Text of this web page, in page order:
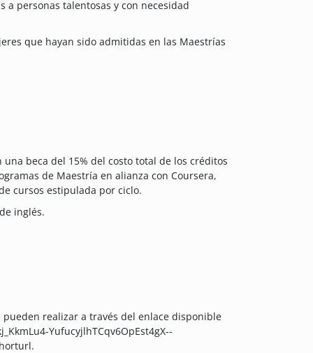
a personas talentosas y con necesidad
que hayan sido admitidas en las Maestrías
beca del 15% del costo total de los créditos
de Maestría en alianza con Coursera,
cursos estipulada por ciclo.
inglés.
realizar a través del enlace disponible
YufucyjlhTCqv6OpEst4gX--